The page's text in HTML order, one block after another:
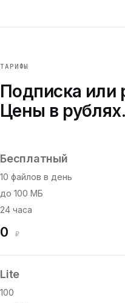
ТАРИФЫ
Подписка или
Цены в рублях.
Бесплатный
10 файлов в день
до 100 МБ
24 часа
0 ₽
Lite
100